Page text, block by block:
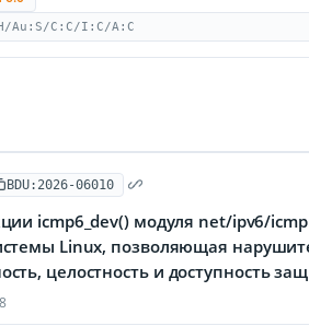
Au:S/C:C/I:C/A:C
BDU:2026-06010
icmp6_dev() модуля net/ipv6/
Linux, позволяющая
целостность и доступность